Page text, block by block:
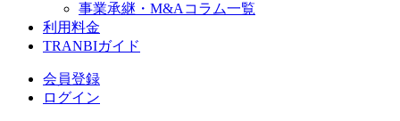
事業承継・M&Aコラム一覧
利用料金
TRANBIガイド
会員登録
ログイン